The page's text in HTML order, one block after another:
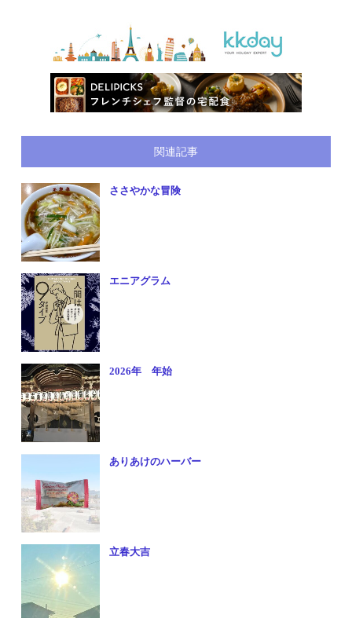
関連記事
ささやかな冒険
エニアグラム
2026年 年始
ありあけのハーバー
立春大吉